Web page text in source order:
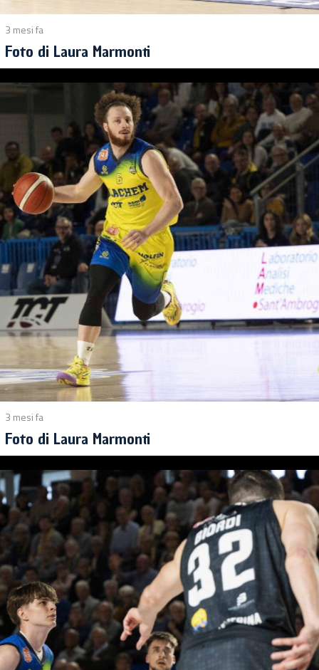
3 mesi fa
Foto di Laura Marmonti
3 mesi fa
Foto di Laura Marmonti